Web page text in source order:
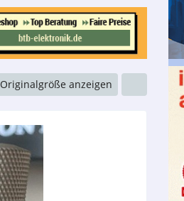
Originalgröße anzeigen